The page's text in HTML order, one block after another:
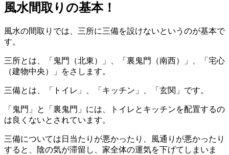
風水間取りの基本！
風水の間取りでは、三所に三備を設けないというのが基本で
す。
三所とは、「鬼門（北東）」、「裏鬼門（南西）」、「宅心
（建物中央）」をさします。
三備とは、「トイレ」、「キッチン」、「玄関」です。
「鬼門」と「裏鬼門」には、トイレとキッチンを配置するの
は良くないとされています。
三備については日当たりが悪かったり、風通りが悪かったり
すると、陰の気が滞留し、家全体の運気を下げてしまいま